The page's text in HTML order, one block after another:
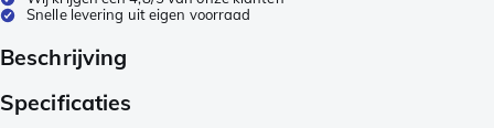
Snelle levering uit eigen voorraad
Beschrijving
Specificaties